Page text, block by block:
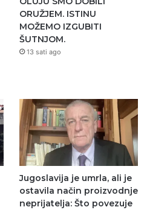
ORUŽJEM. ISTINU
MOŽEMO IZGUBITI
ŠUTNJOM.
13 sati ago
Jugoslavija je umrla, ali je
ostavila način proizvodnje
neprijatelja: Što povezuje